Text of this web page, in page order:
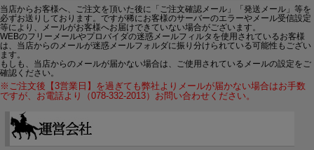
当店からお客様へ、ご注文を頂いた後に「ご注文確認メール」「発送メール」等を
必ずお送りしております。ですが稀にお客様のサーバーのエラーやメール受信設定
等により、メールがお客様へお届けできていない場合がございます。
WEBのフリーメールやプロバイダの迷惑メールフィルタを使用されているお客様
は、当店からのメールが迷惑メールフォルダに振り分けられている可能性もござい
ます。
もしも、当店からのメールが届かない場合は、ご使用されているメールの設定をご
確認ください。
※ご注文後【3営業日】を過ぎても弊社よりメールが届かない場合はお手数
ですが、お電話より（078-332-2013）お問い合わせください。